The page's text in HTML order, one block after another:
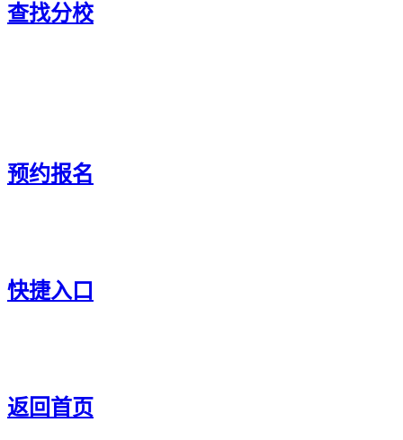
查找分校
预约报名
快捷入口
返回首页